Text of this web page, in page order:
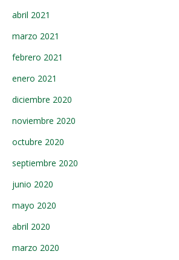
abril 2021
marzo 2021
febrero 2021
enero 2021
diciembre 2020
noviembre 2020
octubre 2020
septiembre 2020
junio 2020
mayo 2020
abril 2020
marzo 2020